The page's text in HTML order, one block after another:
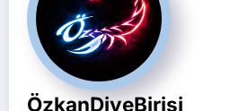
ÖzkanDiyeBirisi